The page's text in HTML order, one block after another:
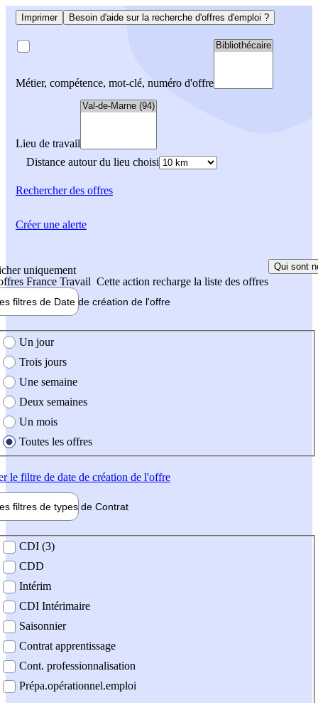
Imprimer Besoin d'aide sur la recherche d'offres d'emploi ?
Métier, compétence, mot-clé, numéro d'offre
Lieu de travail
Distance autour du lieu choisi
Rechercherdes offres
uniquement
France Travail Cette action recharge la liste des offres
Qui sont
filtres de Date de création de l'offre
création de l'offre
Un jour
Trois jours
Une semaine
Deux semaines
Un mois
Toutes les offres
le filtre de date de création de l'offre
filtres de types de Contrat
contrat
CDI (3)
CDD
Intérim
CDI Intérimaire
Saisonnier
Contrat apprentissage
Cont. professionnalisation
Prépa.opérationnel.emploi
Créer une alerte